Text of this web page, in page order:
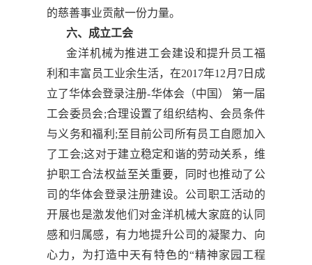
的慈善事业贡献一份力量。
六、成立工会
金洋机械为推进工会建设和提升员工福
利和丰富员工业余生活，在2017年12月7日成
立了华体会登录注册-华体会（中国） 第一届
工会委员会;合理设置了组织结构、会员条件
与义务和福利;至目前公司所有员工自愿加入
了工会;这对于建立稳定和谐的劳动关系，维
护职工合法权益至关重要，同时也推动了公
司的华体会登录注册建设。公司职工活动的
开展也是激发他们对金洋机械大家庭的认同
感和归属感，有力地提升公司的凝聚力、向
心力，为打造中天有特色的“精神家园工程